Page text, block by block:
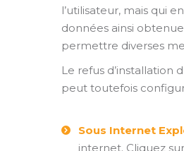
l’utilisateur, mais qui
données ainsi
permettre diverses
Le refus d’installation
peut toutefois
Sous Internet
internet. Cliquez